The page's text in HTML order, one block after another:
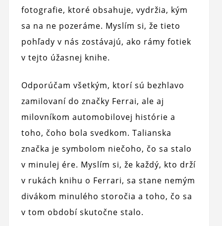
fotografie, ktoré obsahuje, vydržia, kým
sa na ne pozeráme. Myslím si, že tieto
pohľady v nás zostávajú, ako rámy fotiek
v tejto úžasnej knihe.
Odporúčam všetkým, ktorí sú bezhlavo
zamilovaní do značky Ferrai, ale aj
milovníkom automobilovej histórie a
toho, čoho bola svedkom. Talianska
značka je symbolom niečoho, čo sa stalo
v minulej ére. Myslím si, že každý, kto drží
v rukách knihu o Ferrari, sa stane nemým
divákom minulého storočia a toho, čo sa
v tom období skutočne stalo.